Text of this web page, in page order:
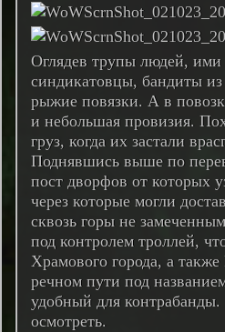
Оглядев трупы людей, ими
синдикатовцы, бандиты из
рыжие повязки. А в
и небольшая провизия.
груз, когда их застали
Поднявшись выше по
пост дворфов от которых
через которые могли
сквозь горы не
под контролем троллей,
Храмового города, а
речном пути под
удобный для контрабанды.
осмотреть.